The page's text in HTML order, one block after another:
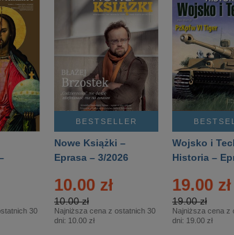
30
BESTSELLER
Nowe Książki –
Eprasa – 3/2026
10.00 zł
10.00 zł
Najniższa cena z ostatnich 30
dni: 10.00 zł
Wojsko i
Historia –
19.00 zł
19.00 zł
Najniższa cena z
dni: 19.00 zł